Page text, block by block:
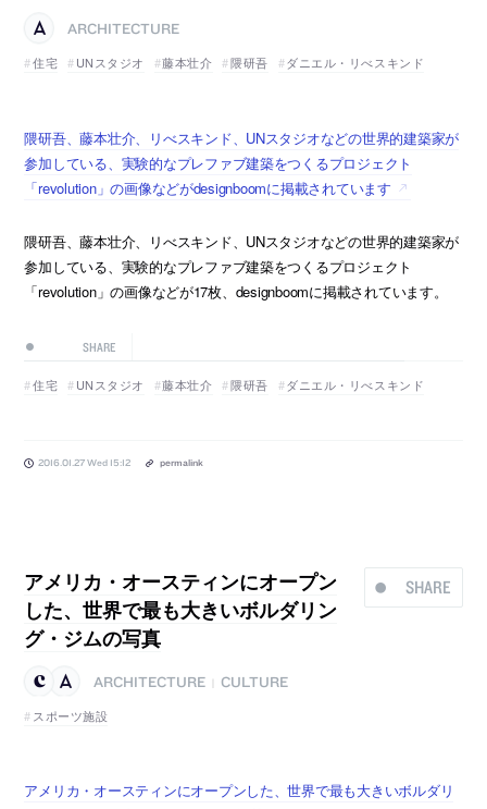
ARCHITECTURE
住宅
UNスタジオ 藤本壮介 隈研吾 ダニエル・リべスキンド
隈研吾、藤本壮介、リべスキンド、UNスタジオなどの世界的建築家が
参加している、実験的なプレファブ建築をつくるプロジェクト
「revolution」の画像などがdesignboomに掲載されています
隈研吾、藤本壮介、リべスキンド、UNスタジオなどの世界的建築家が
参加している、実験的なプレファブ建築をつくるプロジェクト
「revolution」の画像などが17枚、designboomに掲載されています。
SHARE
住宅 UNスタジオ 藤本壮介 隈研吾 ダニエル・リべスキンド
2016.01.27 Wed 15:12 permalink
SHARE
アメリカ・オースティンにオープン
した、世界で最も大きいボルダリン
グ・ジムの写真
ARCHITECTURE
CULTURE
スポーツ施設
アメリカ・オースティンにオープンした、世界で最も大きいボルダリ